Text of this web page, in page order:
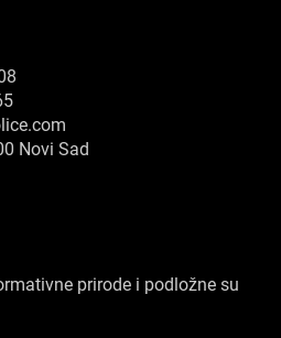
Novi Sad
prirode i podložne su